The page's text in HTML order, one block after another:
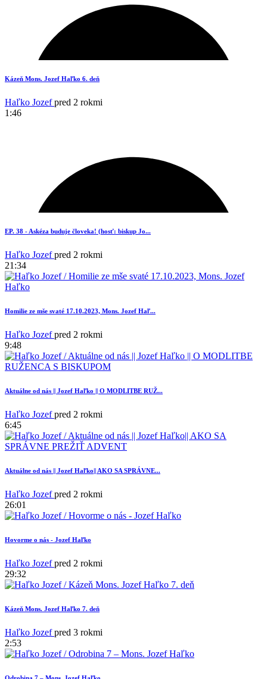
3
2
Kázeň Mons. Jozef Haľko 6. deň
Haľko Jozefpred 2 rokmi
1:46
EP. 38 - Askéza buduje človeka! (hosť: biskup Jo...
Haľko Jozefpred 2 rokmi
21:34
Homilie ze mše svaté 17.10.2023, Mons. Jozef Haľ...
Haľko Jozefpred 2 rokmi
9:48
Aktuálne od nás || Jozef Haľko || O MODLITBE RUŽ...
Haľko Jozefpred 2 rokmi
6:45
Aktuálne od nás || Jozef Haľko|| AKO SA SPRÁVNE...
Haľko Jozefpred 2 rokmi
26:01
Hovorme o nás - Jozef Haľko
Haľko Jozefpred 2 rokmi
29:32
Kázeň Mons. Jozef Haľko 7. deň
Haľko Jozefpred 3 rokmi
2:53